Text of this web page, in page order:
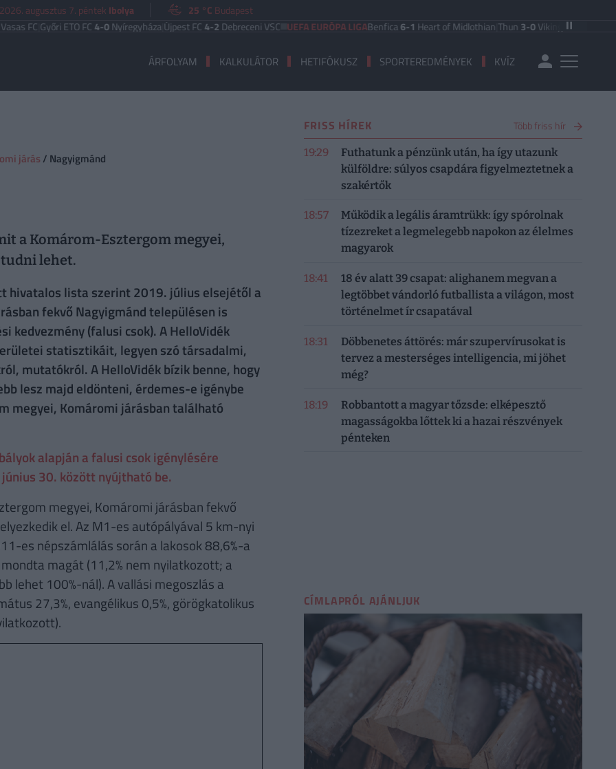
2026. augusztus 7. péntek Ibolya 25 °C Budapest
|Győri ETO FC4-0Nyíregyháza|Újpest FC4-2Debreceni VSC UEFA EURÓPA LIGABenfica6-1Heart of Midlothian|Thun 3-0Vikingur Reykjavik
ÁRFOLYAM KALKULÁTOR HETIFÓKUSZ SPORTEREDMÉNYEK KVÍZ
járás / Nagyigmánd
a Komárom-Esztergom megyei,
lehet.
hivatalos lista szerint 2019. július elsejétől a
fekvő Nagyigmánd településen is
kedvezmény (falusi csok). A HelloVidék
statisztikáit, legyen szó társadalmi,
mutatókról. A HelloVidék bízik benne, hogy
lesz majd eldönteni, érdemes-e igénybe
megyei, Komáromi járásban található
alapján a falusi csok igénylésére
30. között nyújtható be.
megyei, Komáromi járásban fekvő
el. Az M1-es autópályával 5 km-nyi
es népszámlálás során a lakosok 88,6%-a
magát (11,2% nem nyilatkozott; a
lehet 100%-nál). A vallási megoszlás a
27,3%, evangélikus 0,5%, görögkatolikus
FRISS HÍREK Több friss hír
19:29
Futhatunk a pénzünk után, ha így utazunk
külföldre: súlyos csapdára figyelmeztetnek a
szakértők
18:57
Működik a legális áramtrükk: így spórolnak
tízezreket a legmelegebb napokon az élelmes
magyarok
18:41
18 év alatt 39 csapat: alighanem megvan a
legtöbbet vándorló futballista a világon, most
történelmet ír csapatával
18:31
Döbbenetes áttörés: már szupervírusokat is
tervez a mesterséges intelligencia, mi jöhet
még?
18:19
Robbantott a magyar tőzsde: elképesztő
magasságokba lőttek ki a hazai részvények
pénteken
CÍMLAPRÓL AJÁNLJUK